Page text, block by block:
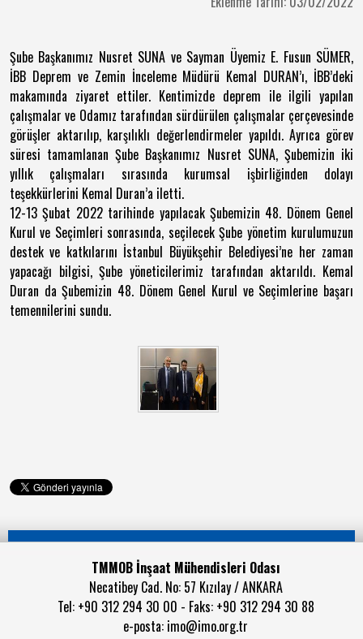
Şube Başkanımız Nusret SUNA ve Sayman Üyemiz E. Fusun SÜMER,
İBB Deprem ve Zemin İnceleme Müdürü Kemal DURAN’ı, İBB’deki
makamında ziyaret ettiler. Kentimizde deprem ile ilgili yapılan
çalışmalar ve Odamız tarafından sürdürülen çalışmalar çerçevesinde
görüşler aktarılıp, karşılıklı değerlendirmeler yapıldı. Ayrıca görev
süresi tamamlanan Şube Başkanımız Nusret SUNA, Şubemizin iki
yıllık çalışmaları sırasında kurumsal işbirliğinden dolayı
teşekkürlerini Kemal Duran’a iletti.
12-13 Şubat 2022 tarihinde yapılacak Şubemizin 48. Dönem Genel
Kurul ve Seçimleri sonrasında, seçilecek Şube yönetim kurulumuzun
destek ve katkılarını İstanbul Büyükşehir Belediyesi’ne her zaman
yapacağı bilgisi, Şube yöneticilerimiz tarafından aktarıldı. Kemal
Duran da Şubemizin 48. Dönem Genel Kurul ve Seçimlerine başarı
temennilerini sundu.
TMMOB İnşaat Mühendisleri Odası
Necatibey Cad. No: 57 Kızılay / ANKARA
Tel: +90 312 294 30 00 - Faks: +90 312 294 30 88
e-posta: imo@imo.org.tr